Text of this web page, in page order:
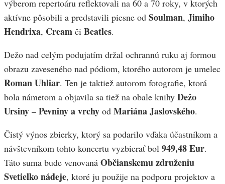
výberom repertoáru reflektovali na 60 a 70 roky, v ktorých
aktívne pôsobili a predstavili piesne od Soulman, Jimiho
Hendrixa, Cream či Beatles.
Dežo nad celým podujatím držal ochrannú ruku aj formou
obrazu zaveseného nad pódiom, ktorého autorom je umelec
Roman Uhliar. Ten je taktiež autorom fotografie, ktorá
bola námetom a objavila sa tiež na obale knihy Dežo
Ursiny – Pevniny a vrchy od Mariána Jaslovského.
Čistý výnos zbierky, ktorý sa podarilo vďaka účastníkom a
návštevníkom tohto koncertu vyzbierať bol 949,48 Eur.
Táto suma bude venovaná Občianskemu združeniu
Svetielko nádeje, ktoré ju použije na podporu projektov a